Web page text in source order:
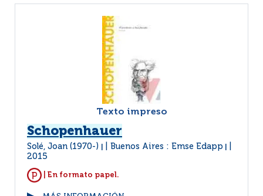
Texto impreso
Schopenhauer
Solé, Joan (1970-) Buenos Aires : Emse Edapp
2015
| En formato papel.